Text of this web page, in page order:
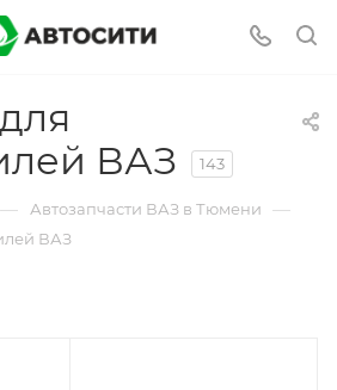
ВАЗ
143
— Автозапчасти ВАЗ в Тюмени —
ВАЗ